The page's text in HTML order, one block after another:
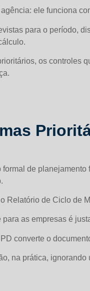
ele funciona
para o período,
os
de
Relatório de Ciclo de
as empresas é
converte o
na prática, ignorando